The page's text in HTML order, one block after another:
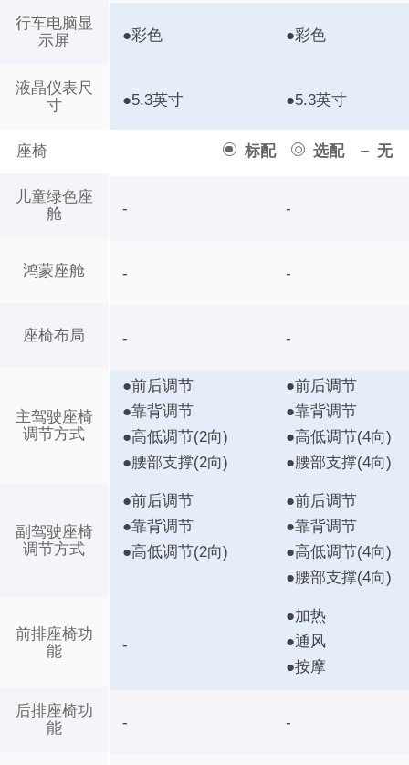
行车电脑显
示屏
液晶仪表尺
寸
座椅 标配 选配 无
儿童绿色座
舱
鸿蒙座舱
座椅布局
主驾驶座椅
调节方式
副驾驶座椅
调节方式
前排座椅功
能
后排座椅功
能
●彩色 ●彩色
●5.3英寸 ●5.3英寸
- -
- -
- -
●前后调节
●靠背调节
●高低调节(2向)
●腰部支撑(2向)
●前后调节
●靠背调节
●高低调节(4向)
●腰部支撑(4向)
●前后调节
●靠背调节
●高低调节(2向)
●前后调节
●靠背调节
●高低调节(4向)
●腰部支撑(4向)
-
●加热
●通风
●按摩
- -